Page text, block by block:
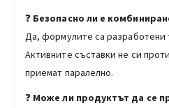
❓ Безопасно ли е
Да, формулите са разработени
Активните съставки не си
приемат паралелно.
❓ Може ли продуктът да се